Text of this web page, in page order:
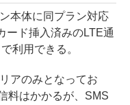
本体に同プラン対応
ード挿入済みのLTE通
利用できる。
アのみとなってお
料はかかるが、SMS